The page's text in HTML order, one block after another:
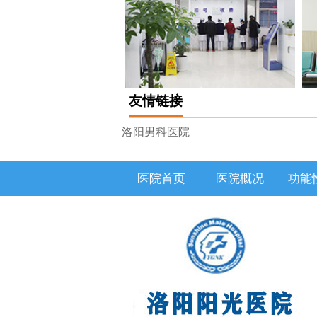
友情链接
洛阳男科医院
医院首页 医院概况 功能